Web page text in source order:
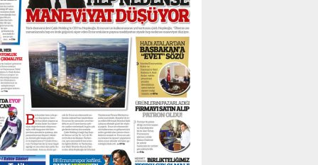
BİR BÖLÜM DEĞİL, BİR ÖMÜR
SEÇİYORSUNUZ… “NEDEN
ATATÜRK ÜNİVERSİTESİ?”
28 Temmuz 2026 Salı
Ahmet Gökhan YAZICI
Ahmed Yesevi’den bir
Alperen… ”Reisimiz” idi…
Hakka yürüdü.!
26 Mart 2026 Perşembe
Cem Bakırcı
Ardında bıraktığı hatıralarıyla
gönül adamı Faruk Terzioğlu!